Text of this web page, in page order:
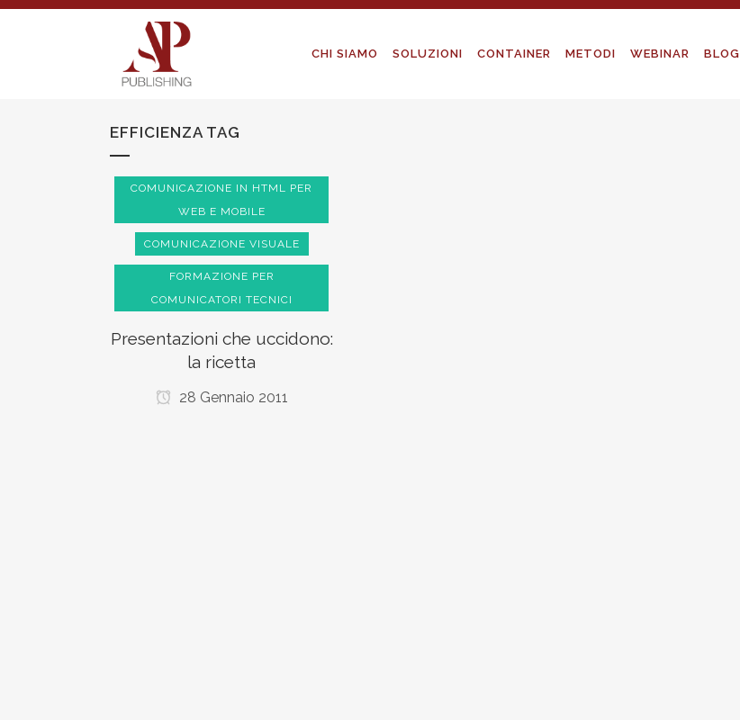
CHI SIAMO SOLUZIONI CONTAINER METODI WEBINAR BLOG
EFFICIENZA TAG
COMUNICAZIONE IN HTML PER
WEB E MOBILE
COMUNICAZIONE VISUALE
FORMAZIONE PER
COMUNICATORI TECNICI
Presentazioni che uccidono:
la ricetta
28 Gennaio 2011